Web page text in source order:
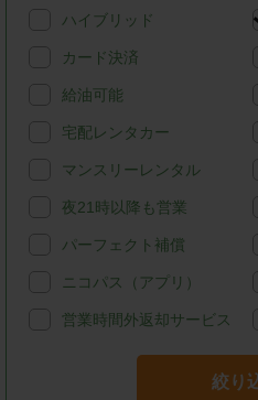
ハイブリッド
カード決済
給油可能
宅配レンタカー
マンスリーレンタル
夜21時以降も営業
パーフェクト補償
ニコパス（アプリ）
営業時間外返却サービス
絞り